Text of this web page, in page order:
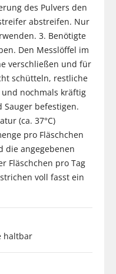
des Pulvers den
abstreifen. Nur
3. Benötigte
Den Messlöffel im
verschließen und für
schütteln, restliche
nochmals kräftig
Sauger befestigen.
(ca. 37°C)
pro Fläschchen
die angegebenen
Fläschchen pro Tag
voll fasst ein
haltbar